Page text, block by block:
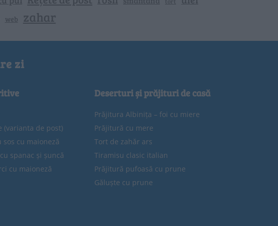
web zahar
zi
(varianta de post)
cu maioneză
spanac și șuncă
cu maioneză
Deserturi și prăjituri de casă
Prăjitura Albinița – foi cu miere
Prăjitură cu mere
Tort de zahăr ars
Tiramisu clasic italian
Prăjitură pufoasă cu prune
Găluște cu prune